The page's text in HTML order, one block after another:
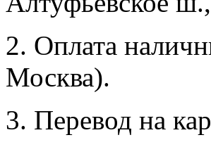
2. Оплата
Москва).
3. Перевод на